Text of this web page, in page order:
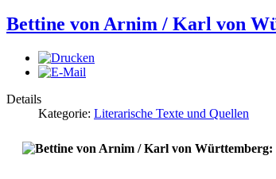
Bettine von Arnim / Karl von
Details
Kategorie: Literarische Texte und Quellen